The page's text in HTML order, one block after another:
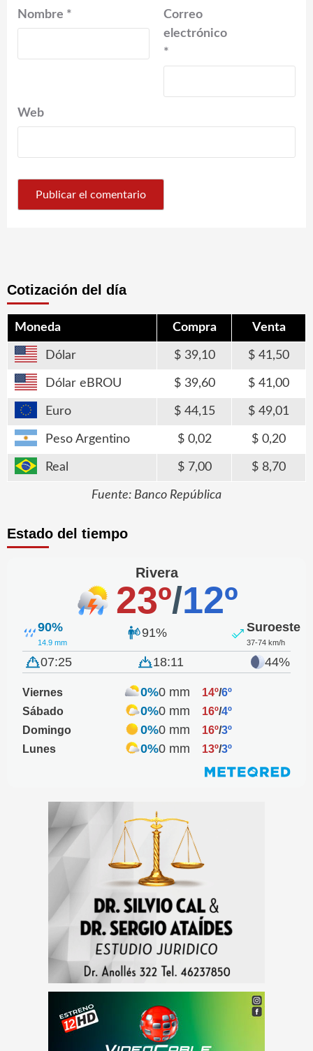
Nombre *
Correo
electrónico
*
Web
Cotización del día
Moneda Compra Venta
Dólar 39,10 41,50
Dólar eBROU 39,60 41,00
Euro 44,15 49,01
Peso Argentino 0,02 0,20
Real 7,00 8,70
Fuente: Banco República
Estado del tiempo
Rivera
23º/12º
90%
14.9 mm
91% Suroeste
37-74 km/h
07:25 18:11 44%
Viernes 0%0 mm 14º/6º
Sábado
0%0 mm 16º/4º
Domingo
0%0 mm 16º/3º
Lunes
0%0 mm 13º/3º